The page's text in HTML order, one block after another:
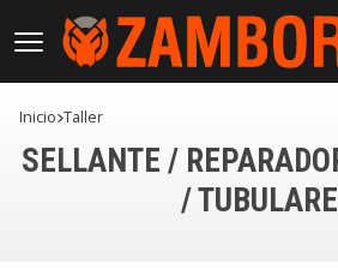
Inicio taller
SELLANTE /
/